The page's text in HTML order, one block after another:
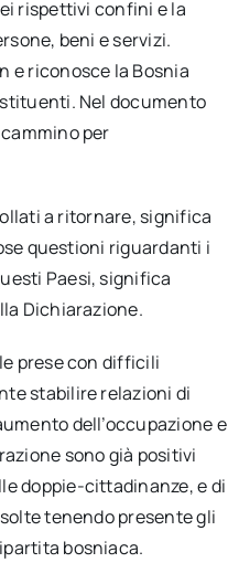
rispettivi confini e la
beni e servizi.
e riconosce la Bosnia
Nel documento
per
a ritornare, significa
questioni riguardanti i
Paesi, significa
Dichiarazione.
prese con difficili
stabilire relazioni di
dell’occupazione e
sono già positivi
doppie-cittadinanze, e di
tenendo presente gli
bosniaca.